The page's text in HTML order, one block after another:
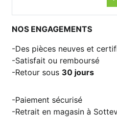
NOS ENGAGEMENTS
Des pièces neuves et
Satisfait ou remboursé
Retour sous 30 jours
Paiement sécurisé
Retrait en magasin à